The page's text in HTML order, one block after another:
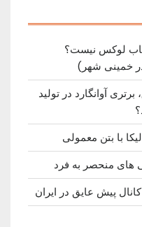
لوکس نیست؟
خمینی ‌شهر)
آوانگارد در تولید
با بتن معمولی
های منحصر به فرد
پیش عایق در ایران